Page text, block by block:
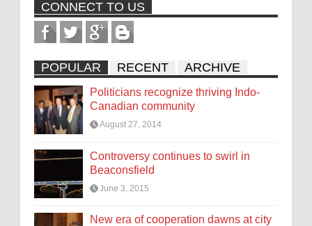
CONNECT TO US
POPULAR RECENT ARCHIVE
Politicians recognize thriving Indo-
Canadian community
August 27, 2014
Controversy continues to swirl in
Beaconsfield
June 3, 2015
New era of cooperation dawns at city